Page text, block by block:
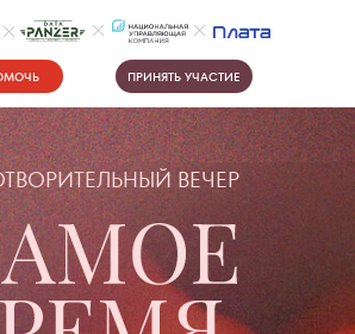
ПРИНЯТЬ УЧАСТИЕ
ВЕЧЕР